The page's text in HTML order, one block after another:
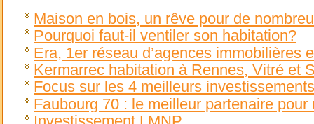
Maison en bois, un rêve pour de
Pourquoi faut-il ventiler son habitation?
Era, 1er réseau d’agences immobilières
Kermarrec habitation à Rennes, Vitré et
Focus sur les 4 meilleurs
Faubourg 70 : le meilleur partenaire pour